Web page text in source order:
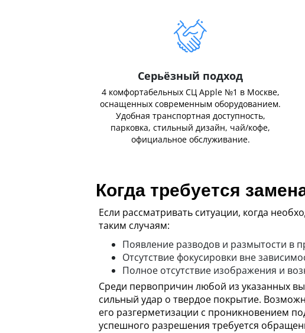
Серьёзный подход
4 комфортабельных СЦ Apple №1 в Москве,
оснащенных современным оборудованием.
Удобная транспортная доступность,
парковка, стильный дизайн, чай/кофе,
официальное обслуживание.
Когда требуется
Если рассматривать ситуации, когда
таким случаям:
Появление разводов и размытости в
Отсутствие фокусировки вне
Полное отсутствие изображения и
Среди первопричин любой из указанных
сильный удар о твердое покрытие.
его разгерметизации с проникновением
успешного разрешения требуется